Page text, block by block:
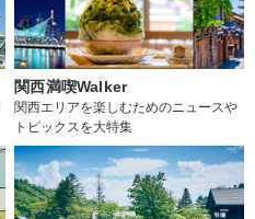
関西満喫Walker
関西エリアを楽しむためのニュースや
トピックスを大特集